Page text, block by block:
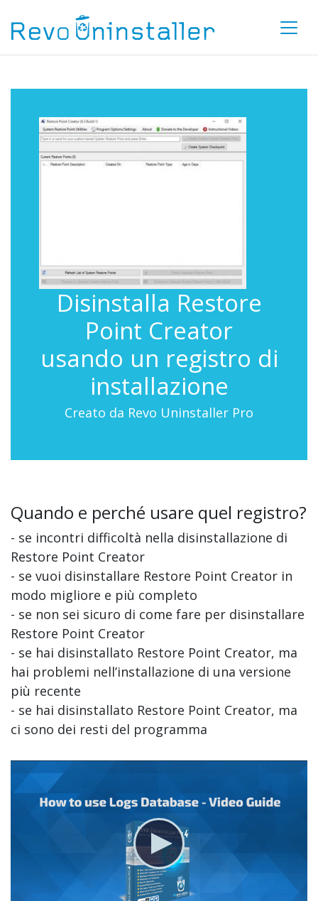
Disinstalla Restore
Point Creator
usando un registro di
installazione
Creato da Revo Uninstaller Pro
Quando e perché usare quel registro?
- se incontri difficoltà nella disinstallazione di
Restore Point Creator
- se vuoi disinstallare Restore Point Creator in
modo migliore e più completo
- se non sei sicuro di come fare per disinstallare
Restore Point Creator
- se hai disinstallato Restore Point Creator, ma
hai problemi nell’installazione di una versione
più recente
- se hai disinstallato Restore Point Creator, ma
ci sono dei resti del programma